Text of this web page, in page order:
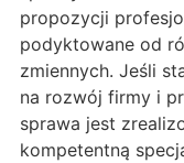
propozycji
podyktowane od
zmiennych. Jeśli
na rozwój firmy i
sprawa jest
kompetentną